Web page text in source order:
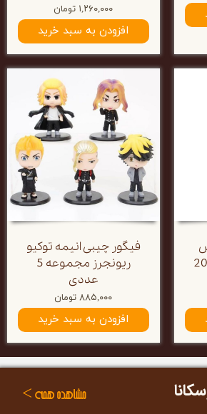
۱,۲۶۰,۰۰۰ تومان
افزودن به سبد خرید
طرح بارتولومیو کوما 20
فیگور چیبی انیمه توکیو
ریونجرز مجموعه 5
عددی
۸۸۵,۰۰۰ تومان
افزودن به سبد خرید
مشاهده همه >